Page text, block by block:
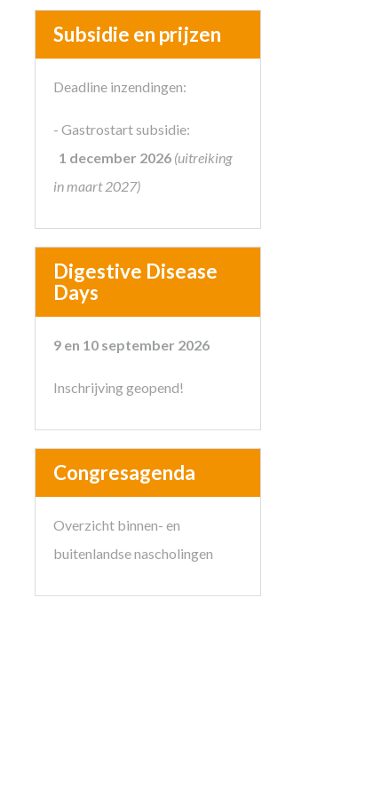
Subsidie en prijzen
Deadline inzendingen:
- Gastrostart subsidie:
1 december 2026 (uitreiking
in maart 2027)
Digestive Disease
Days
9 en 10 september 2026
Inschrijving geopend!
Congresagenda
Overzicht binnen- en
buitenlandse nascholingen